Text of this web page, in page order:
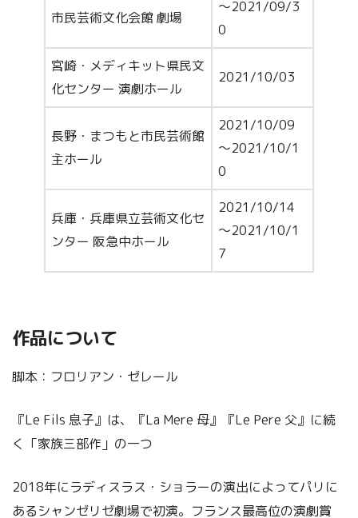
市民芸術文化会館 劇場
～2021/09/3
0
宮崎・メディキット県民文
化センター 演劇ホール
2021/10/03
長野・まつもと市民芸術館
主ホール
2021/10/09
～2021/10/1
0
兵庫・兵庫県立芸術文化セ
ンター 阪急中ホール
2021/10/14
～2021/10/1
7
作品について
脚本：フロリアン・ゼレール
『Le Fils 息子』は、『La Mere 母』『Le Pere 父』に続
く「家族三部作」の一つ
2018年にラディスラス・ショラーの演出によってパリに
あるシャンゼリゼ劇場で初演。フランス最高位の演劇賞